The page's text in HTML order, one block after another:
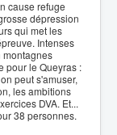
cause refuge
dépression
qui met les
Intenses
montagnes
pour le Queyras :
peut s'amuser,
les ambitions
DVA. Et...
38 personnes.